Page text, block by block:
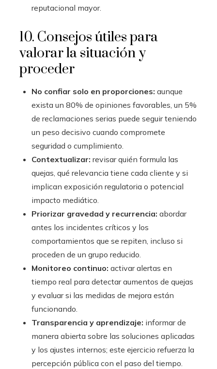
reputacional mayor.
10. Consejos útiles para
valorar la situación y
proceder
No confiar solo en proporciones: aunque
exista un 80% de opiniones favorables, un 5%
de reclamaciones serias puede seguir teniendo
un peso decisivo cuando compromete
seguridad o cumplimiento.
Contextualizar: revisar quién formula las
quejas, qué relevancia tiene cada cliente y si
implican exposición regulatoria o potencial
impacto mediático.
Priorizar gravedad y recurrencia: abordar
antes los incidentes críticos y los
comportamientos que se repiten, incluso si
proceden de un grupo reducido.
Monitoreo continuo: activar alertas en
tiempo real para detectar aumentos de quejas
y evaluar si las medidas de mejora están
funcionando.
Transparencia y aprendizaje: informar de
manera abierta sobre las soluciones aplicadas
y los ajustes internos; este ejercicio refuerza la
percepción pública con el paso del tiempo.